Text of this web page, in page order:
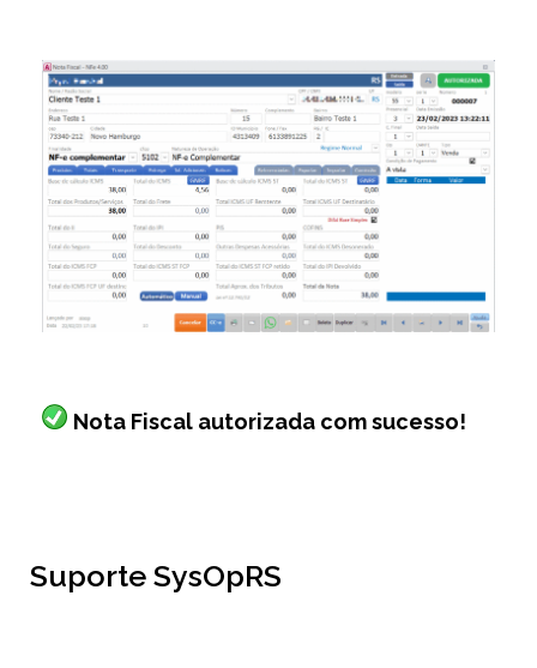
Nota Fiscal autorizada com sucesso!
Suporte SysOpRS